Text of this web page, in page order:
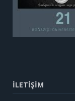
İLETİŞİM